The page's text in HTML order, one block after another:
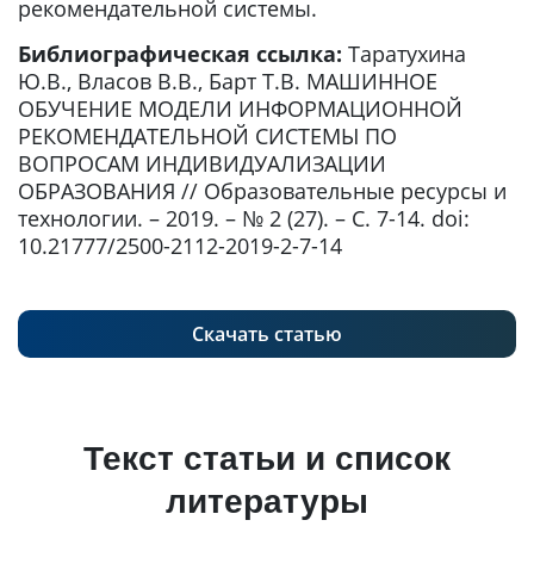
рекомендательной системы.
Библиографическая ссылка: Таратухина
Ю.В., Власов В.В., Барт Т.В. МАШИННОЕ
ОБУЧЕНИЕ МОДЕЛИ ИНФОРМАЦИОННОЙ
РЕКОМЕНДАТЕЛЬНОЙ СИСТЕМЫ ПО
ВОПРОСАМ ИНДИВИДУАЛИЗАЦИИ
ОБРАЗОВАНИЯ // Образовательные ресурсы и
технологии. – 2019. – № 2 (27). – С. 7-14. doi:
10.21777/2500-2112-2019-2-7-14
Скачать статью
Текст статьи и список
литературы